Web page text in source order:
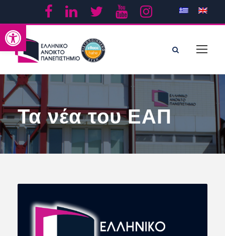
Ανοίξτε τη γραμμή εργαλείων
Τα νέα του ΕΑΠ